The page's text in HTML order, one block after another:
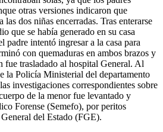
otras versiones indicaron que
las dos niñas encerradas. Tras enterarse
que se había generado en su casa
padre intentó ingresar a la casa para
con quemaduras en ambos brazos y
fue trasladado al hospital General. Al
la Policía Ministerial del departamento
investigaciones correspondientes sobre
de la menor fue levantado y
Forense (Semefo), por peritos
del Estado (FGE).